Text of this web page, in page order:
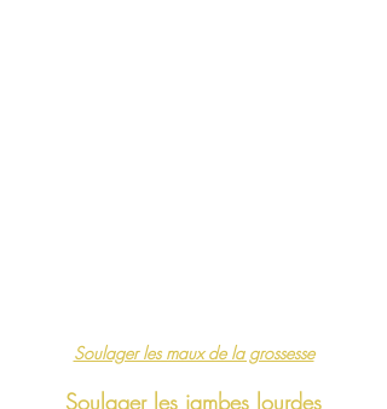
Soulager les maux de la grossesse
Soulager les jambes lourdes